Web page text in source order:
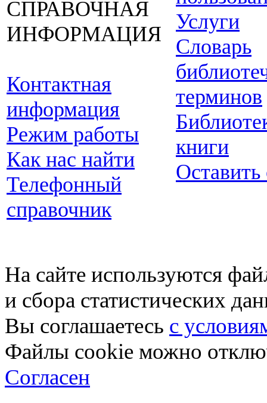
СПРАВОЧНАЯ
ИНФОРМАЦИЯ
Контактная
информация
Режим работы
Как нас найти
Телефонный
справочник
Услуги
Словарь
терминов
книги
Оставить
На сайте используются
и сбора статистических
Вы соглашаетесь с
Файлы cookie можно
Согласен